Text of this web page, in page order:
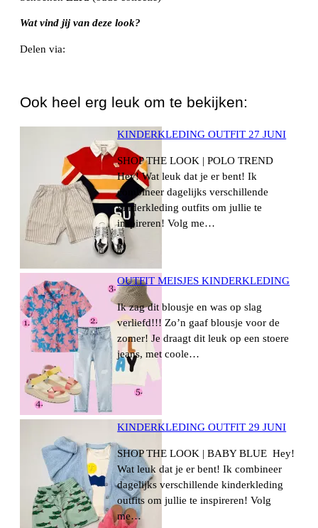
Wat vind jij van deze look?
Delen via:
Ook heel erg leuk om te bekijken:
KINDERKLEDING OUTFIT 27 JUNI
SHOP THE LOOK | POLO TREND
Hey! Wat leuk dat je er bent! Ik
combineer dagelijks verschillende
kinderkleding outfits om jullie te
inspireren! Volg me…
OUTFIT MEISJES KINDERKLEDING
Ik zag dit blousje en was op slag
verliefd!!! Zo’n gaaf blousje voor de
zomer! Je draagt dit leuk op een stoere
jeans, met coole…
KINDERKLEDING OUTFIT 29 JUNI
SHOP THE LOOK | BABY BLUE Hey!
Wat leuk dat je er bent! Ik combineer
dagelijks verschillende kinderkleding
outfits om jullie te inspireren! Volg
me…